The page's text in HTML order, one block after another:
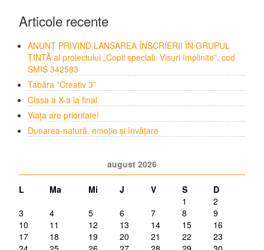
Articole recente
ANUNȚ PRIVIND LANSAREA ÎNSCRIERII ÎN GRUPUL
ȚINTĂ al proiectului „Copii speciali. Visuri împlinite”, cod
SMIS 342583
Tabăra ”Creativ 3”
Clasa a X-a la final
Viața are prioritate!
Dunarea-natură, emoție și învățare
august 2026
L Ma Mi J V S
D
1
2
3
4 5 6 7 8
9
10
11 12 13 14 15
16
17
18 19 20 21 22
23